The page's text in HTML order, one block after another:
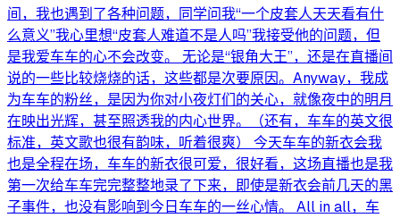
间，我也遇到了各种问题，同学问我“一个皮套人天天看有什
么意义”我心里想“皮套人难道不是人吗”我接受他的问题，但
是我爱车车的心不会改变。 无论是“银角大王”，还是在直播间
说的一些比较烧烧的话，这些都是次要原因。Anyway，我成
为车车的粉丝，是因为你对小夜灯们的关心，就像夜中的明月
在映出光辉，甚至照透我的内心世界。（还有，车车的英文很
标准，英文歌也很有韵味，听着很爽） 今天车车的新衣会我
也是全程在场，车车的新衣很可爱，很好看，这场直播也是我
第一次给车车完完整整地录了下来，即使是新衣会前几天的黑
子事件，也没有影响到今日车车的一丝心情。 All in all，车